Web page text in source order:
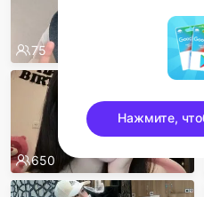
75
650
Нажмите,
sentinelEnd